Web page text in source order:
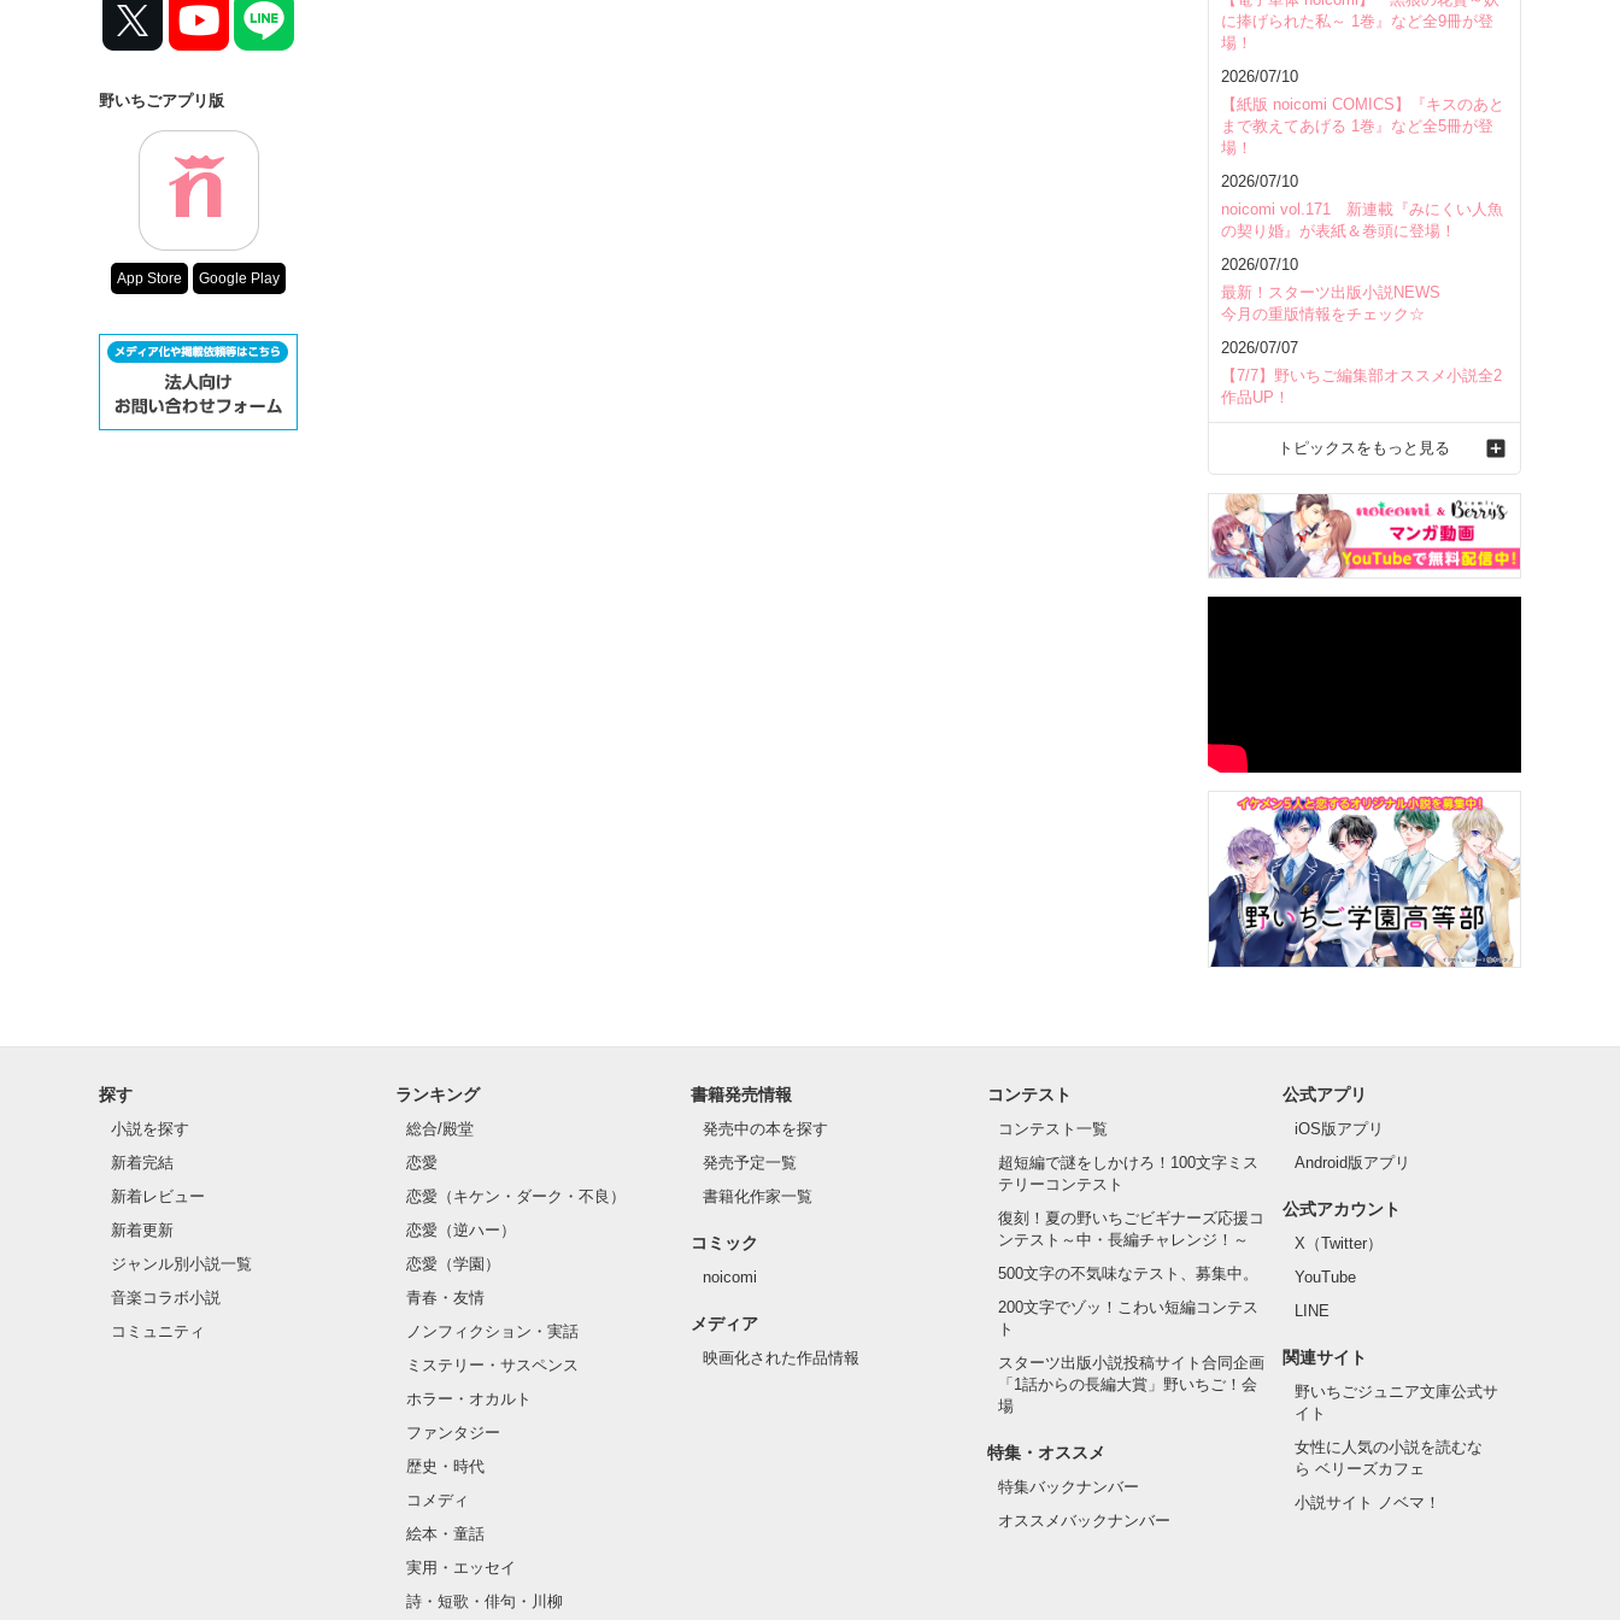
野いちごアプリ版
App Store Google Play
に捧げられた私～ 1巻』など全9冊が登
場！
2026/07/10
【紙版 noicomi COMICS】『キスのあと
まで教えてあげる 1巻』など全5冊が登
場！
2026/07/10
noicomi vol.171 新連載『みにくい人魚
の契り婚』が表紙＆巻頭に登場！
2026/07/10
最新！スターツ出版小説NEWS
今月の重版情報をチェック☆
2026/07/07
【7/7】野いちご編集部オススメ小説全2
作品UP！
トピックスをもっと見る
探す
小説を探す
新着完結
新着レビュー
新着更新
ジャンル別小説一覧
音楽コラボ小説
コミュニティ
ランキング
総合/殿堂
恋愛
恋愛（キケン・ダーク・不良）
恋愛（逆ハー）
恋愛（学園）
青春・友情
ノンフィクション・実話
ミステリー・サスペンス
ホラー・オカルト
ファンタジー
歴史・時代
コメディ
絵本・童話
実用・エッセイ
詩・短歌・俳句・川柳
書籍発売情報
発売中の本を探す
発売予定一覧
書籍化作家一覧
コミック
noicomi
メディア
映画化された作品情報
コンテスト
コンテスト一覧
超短編で謎をしかけろ！100文字ミス
テリーコンテスト
復刻！夏の野いちごビギナーズ応援コ
ンテスト～中・長編チャレンジ！～
500文字の不気味なテスト、募集中。
200文字でゾッ！こわい短編コンテス
ト
スターツ出版小説投稿サイト合同企画
「1話からの長編大賞」野いちご！会
場
特集・オススメ
特集バックナンバー
オススメバックナンバー
公式アプリ
iOS版アプリ
Android版アプリ
公式アカウント
X（Twitter）
YouTube
LINE
関連サイト
野いちごジュニア文庫公式サ
イト
女性に人気の小説を読むな
ら ベリーズカフェ
小説サイト ノベマ！